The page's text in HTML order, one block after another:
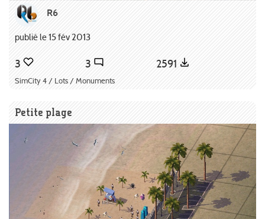
R6
publié le 15 fév 2013
3 3 2591
SimCity 4 / Lots / Monuments
Petite plage